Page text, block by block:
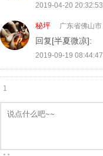
2019-04-20 20:32:53
秘坪 广东省佛山市
回复[半夏微凉]:
2019-09-19 08:44:47
1